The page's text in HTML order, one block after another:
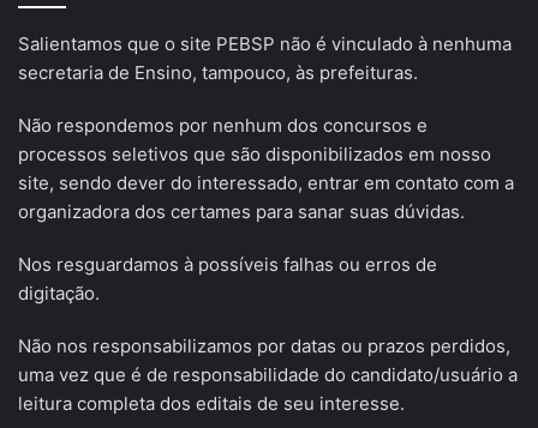
Salientamos que o site PEBSP não é vinculado à nenhuma
secretaria de Ensino, tampouco, às prefeituras.
Não respondemos por nenhum dos concursos e
processos seletivos que são disponibilizados em nosso
site, sendo dever do interessado, entrar em contato com a
organizadora dos certames para sanar suas dúvidas.
Nos resguardamos à possíveis falhas ou erros de
digitação.
Não nos responsabilizamos por datas ou prazos perdidos,
uma vez que é de responsabilidade do candidato/usuário a
leitura completa dos editais de seu interesse.